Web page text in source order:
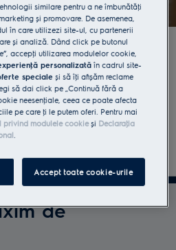
în promoţia
înapoi”
Cod
Model ID
de
similare pentru a ne îmbunătăţi
și promovare. De asemenea,
în care utilizezi site-ul, cu partenerii
și analiză. Dând click pe butonul
accepţi utilizarea modulelor cookie,
personalizată în cadrul site-
specialeși să îţi afișăm reclame
să dai click pe „Continuă fără a
neesenţiale, ceea ce poate afecta
pe care ţi le putem oferi. Pentru mai
privind modulele cookieși Declaraţia
.
Accept toate cookie-urile